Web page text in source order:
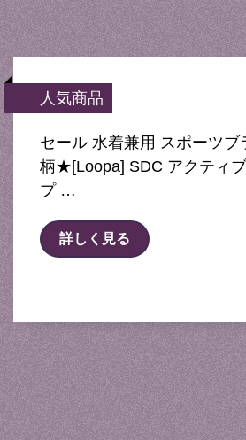
人気商品
セール 水着兼用 スポーツブ
柄★[Loopa] SDC アクティ
プ …
詳しく見る